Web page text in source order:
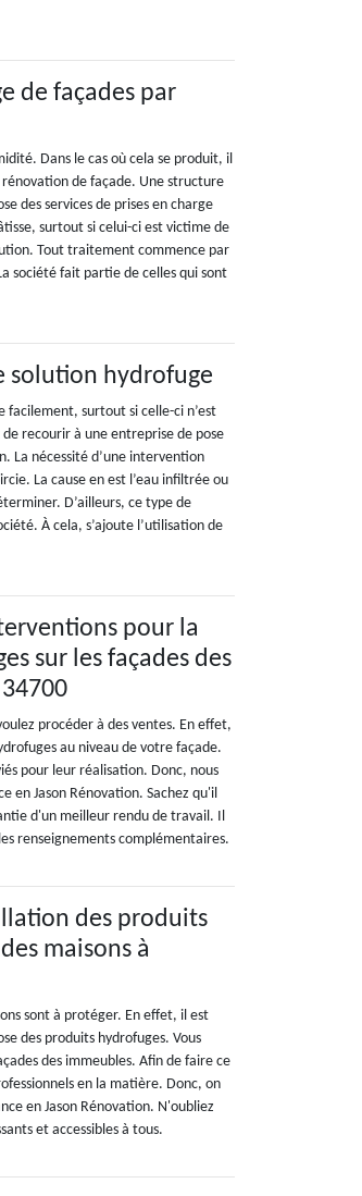
de façades par
Dans le cas où cela se produit, il
de façade. Une structure
des services de prises en charge
surtout si celui-ci est victime de
Tout traitement commence par
société fait partie de celles qui sont
solution hydrofuge
facilement, surtout si celle-ci n’est
recourir à une entreprise de pose
La nécessité d’une intervention
La cause en est l’eau infiltrée ou
D’ailleurs, ce type de
À cela, s’ajoute l’utilisation de
pour la
sur les façades des
procéder à des ventes. En effet,
au niveau de votre façade.
pour leur réalisation. Donc, nous
en Jason Rénovation. Sachez qu'il
d'un meilleur rendu de travail. Il
renseignements complémentaires.
des produits
maisons à
sont à protéger. En effet, il est
des produits hydrofuges. Vous
des immeubles. Afin de faire ce
en la matière. Donc, on
en Jason Rénovation. N'oubliez
et accessibles à tous.